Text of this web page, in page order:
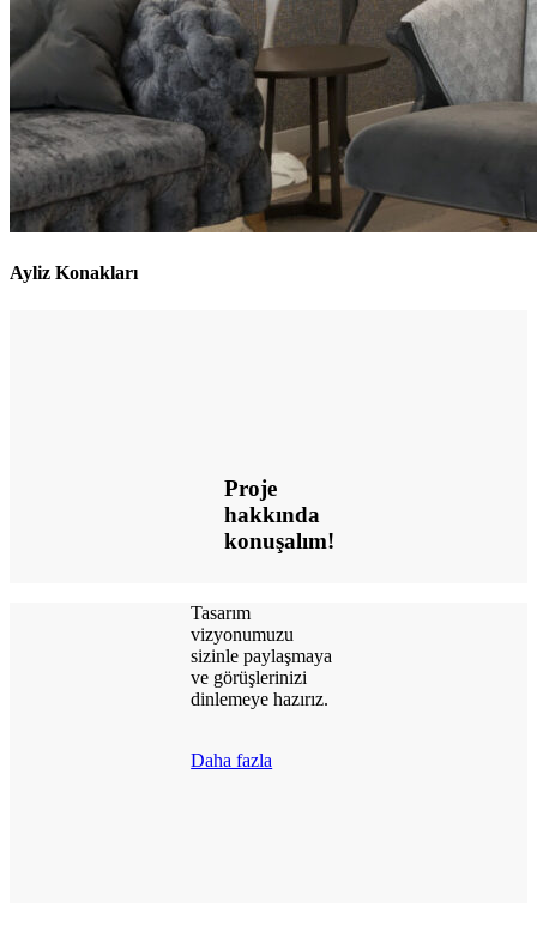
Ayliz Konakları
Proje
hakkında
konuşalım!
Tasarım
vizyonumuzu
sizinle paylaşmaya
ve görüşlerinizi
dinlemeye hazırız.
Daha fazla